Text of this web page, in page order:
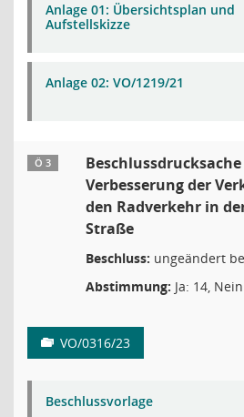
Anlage 01: Übersichtsplan und
Aufstellskizze
Anlage 02: VO/1219/21
Ö 3
Verbesserung der
den Radverkehr in
Straße
Beschluss: ungeändert
Abstimmung: Ja: 14,
VO/0316/23
Beschlussvorlage